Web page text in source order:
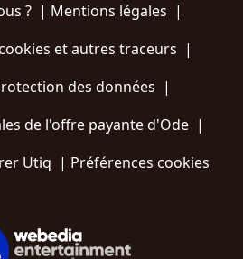
?| Mentions légales |
et autres traceurs |
des données |
de l'offre payante d'Ode |
Utiq | Préférences cookies